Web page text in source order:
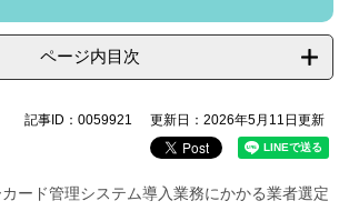
ページ内目次
記事ID：0059921 更新日：2026年5月11日更新
ード管理システム導入業務にかかる業者選定